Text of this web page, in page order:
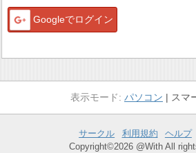
Googleでログイン
パソコン スマ
サークル 利用規約 ヘルプ
Copyright©2026 @With All